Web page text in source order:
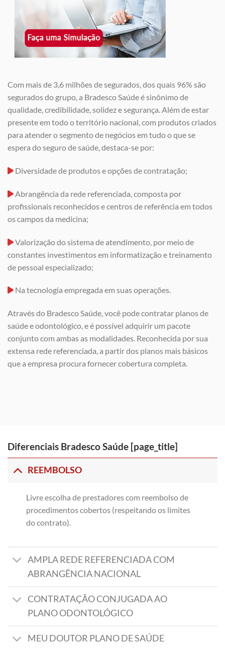
Com mais de 3,6 milhões de segurados, dos quais 96% são
segurados do grupo, a Bradesco Saúde é sinônimo de
qualidade, credibilidade, solidez e segurança. Além de estar
presente em todo o território nacional, com produtos criados
para atender o segmento de negócios em tudo o que se
espera do seguro de saúde, destaca-se por:
Diversidade de produtos e opções de contratação;
Abrangência da rede referenciada, composta por
profissionais reconhecidos e centros de referência em todos
os campos da medicina;
Valorização do sistema de atendimento, por meio de
constantes investimentos em informatização e treinamento
de pessoal especializado;
Na tecnologia empregada em suas operações.
Através do Bradesco Saúde, você pode contratar planos de
saúde e odontológico, e é possível adquirir um pacote
conjunto com ambas as modalidades. Reconhecida por sua
extensa rede referenciada, a partir dos planos mais básicos
que a empresa procura fornecer cobertura completa.
Diferenciais Bradesco Saúde [page_title]
REEMBOLSO
Livre escolha de prestadores com reembolso de
procedimentos cobertos (respeitando os limites
do contrato).
AMPLA REDE REFERENCIADA COM
ABRANGÊNCIA NACIONAL
CONTRATAÇÃO CONJUGADA AO
PLANO ODONTOLÓGICO
MEU DOUTOR PLANO DE SAÚDE